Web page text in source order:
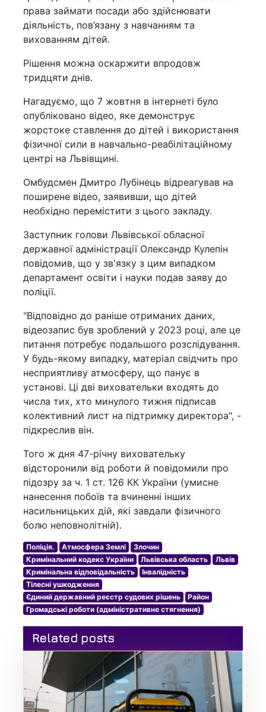
права займати посади або здійснювати
діяльність, пов’язану з навчанням та
вихованням дітей.
Рішення можна оскаржити впродовж
тридцяти днів.
Нагадуємо, що 7 жовтня в інтернеті було
опубліковано відео, яке демонструє
жорстоке ставлення до дітей і використання
фізичної сили в навчально-реабілітаційному
центрі на Львівщині.
Омбудсмен Дмитро Лубінець відреагував на
поширене відео, заявивши, що дітей
необхідно перемістити з цього закладу.
Заступник голови Львівської обласної
державної адміністрації Олександр Кулепін
повідомив, що у зв'язку з цим випадком
департамент освіти і науки подав заяву до
поліції.
"Відповідно до раніше отриманих даних,
відеозапис був зроблений у 2023 році, але це
питання потребує подальшого розслідування.
У будь-якому випадку, матеріал свідчить про
несприятливу атмосферу, що панує в
установі. Ці дві виховательки входять до
числа тих, хто минулого тижня підписав
колективний лист на підтримку директора", -
підкреслив він.
Того ж дня 47-річну виховательку
відсторонили від роботи й повідомили про
підозру за ч. 1 ст. 126 КК України (умисне
нанесення побоїв та вчиненні інших
насильницьких дій, які завдали фізичного
болю неповнолітній).
Поліція. Атмосфера Землі
Злочин
Кримінальний кодекс України
Львівська область
Львів
Кримінальна відповідальність
Інвалідність
Тілесні ушкодження
Єдиний державний реєстр судових рішень
Район
Громадські роботи (адміністративне стягнення)
Related posts